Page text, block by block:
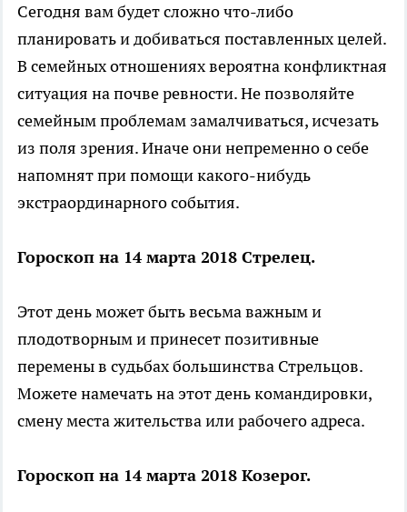
Сегодня вам будет сложно что-либо
планировать и добиваться поставленных целей.
В семейных отношениях вероятна конфликтная
ситуация на почве ревности. Не позволяйте
семейным проблемам замалчиваться, исчезать
из поля зрения. Иначе они непременно о себе
напомнят при помощи какого-нибудь
экстраординарного события.
Гороскоп на 14 марта 2018 Стрелец.
Этот день может быть весьма важным и
плодотворным и принесет позитивные
перемены в судьбах большинства Стрельцов.
Можете намечать на этот день командировки,
смену места жительства или рабочего адреса.
Гороскоп на 14 марта 2018 Козерог.